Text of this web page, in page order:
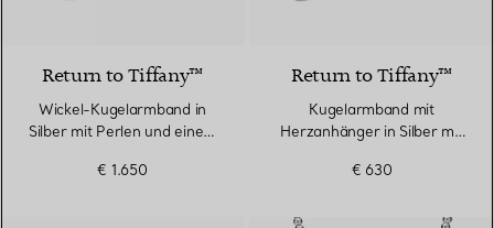
Return to Tiffany™
Wickel-Kugelarmband in
Silber mit Perlen und einem
€ 1.650
Return to Tiffany™
Kugelarmband mit
Herzanhänger in Silber mit
€ 630